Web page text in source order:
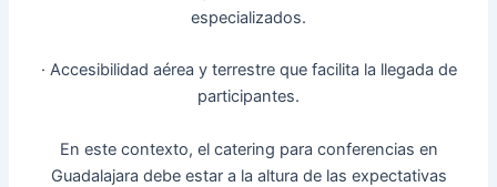
especializados.
· Accesibilidad aérea y terrestre que facilita la llegada de
participantes.
En este contexto, el catering para conferencias en
Guadalajara debe estar a la altura de las expectativas